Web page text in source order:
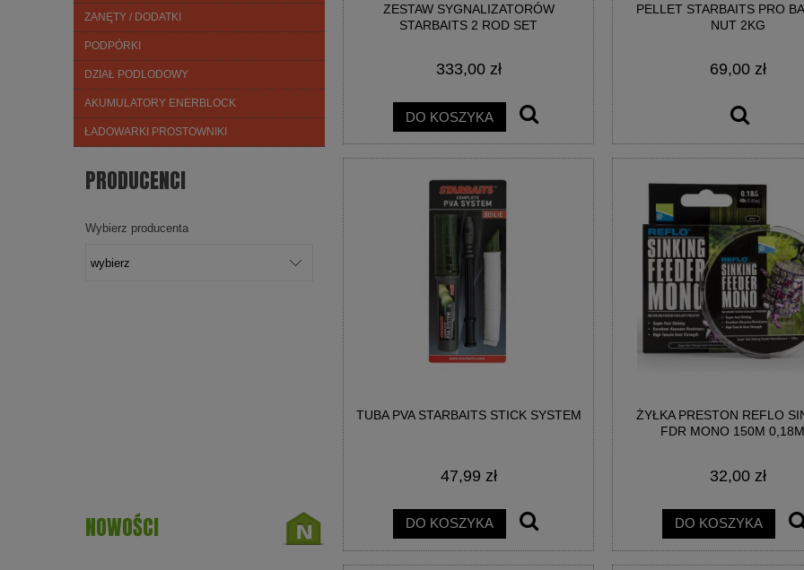
ZANĘTY / DODATKI
PODPÓRKI
DZIAŁ PODLODOWY
AKUMULATORY ENERBLOCK
ŁADOWARKI PROSTOWNIKI
PRODUCENCI
Wybierz producenta
NOWOŚCI
ZESTAW SYGNALIZATORÓW
STARBAITS 2 ROD SET
333,00 zł
DO KOSZYKA
PELLET STARBAITS PRO
NUT 2KG
69,00 zł
TUBA PVA STARBAITS STICK SYSTEM
47,99 zł
DO KOSZYKA
ŻYŁKA PRESTON REFLO
FDR MONO 150M
32,00 zł
DO KOSZYKA